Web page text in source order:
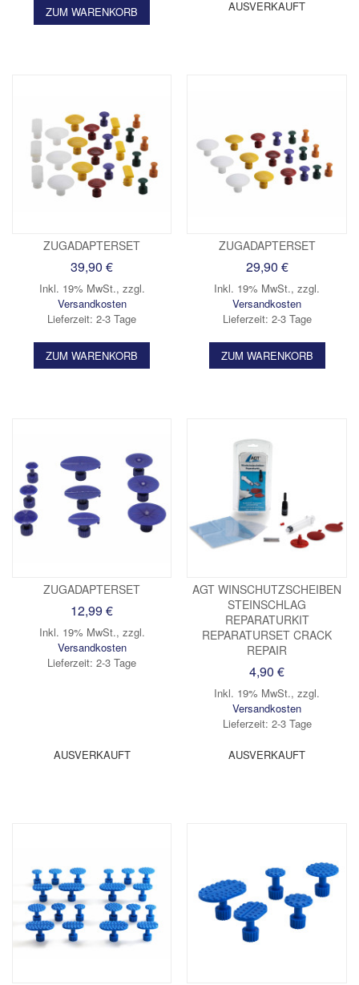
ZUM WARENKORB AUSVERKAUFT
ZUGADAPTERSET
39,90 €
Inkl. 19% MwSt., zzgl.
Versandkosten
Lieferzeit: 2-3 Tage
ZUM WARENKORB
ZUGADAPTERSET
29,90 €
Inkl. 19% MwSt.,zzgl.
Versandkosten
Lieferzeit: 2-3 Tage
ZUM WARENKORB
ZUGADAPTERSET
12,99 €
Inkl. 19% MwSt., zzgl.
Versandkosten
Lieferzeit: 2-3 Tage
AUSVERKAUFT
AGT WINSCHUTZSCHEIBEN
STEINSCHLAG
REPARATURKIT
REPARATURSET CRACK
REPAIR
4,90 €
Inkl. 19% MwSt.,zzgl.
Versandkosten
Lieferzeit: 2-3 Tage
AUSVERKAUFT